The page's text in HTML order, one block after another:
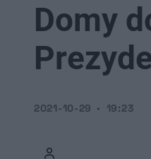
Domy
2021-10-29 19:23